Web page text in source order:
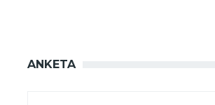
ANKETA